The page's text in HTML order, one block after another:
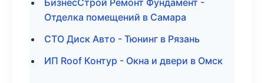
БизнесСтрой Ремонт Фундамент -
Отделка помещений в Самара
СТО Диск Авто - Тюнинг в Рязань
ИП Roof Контур - Окна и двери в Омск